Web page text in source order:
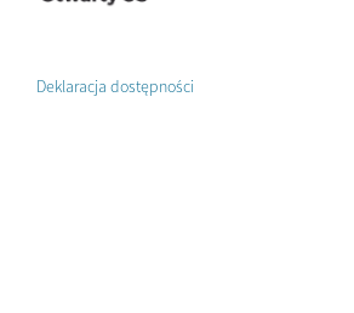
Deklaracja dostępności